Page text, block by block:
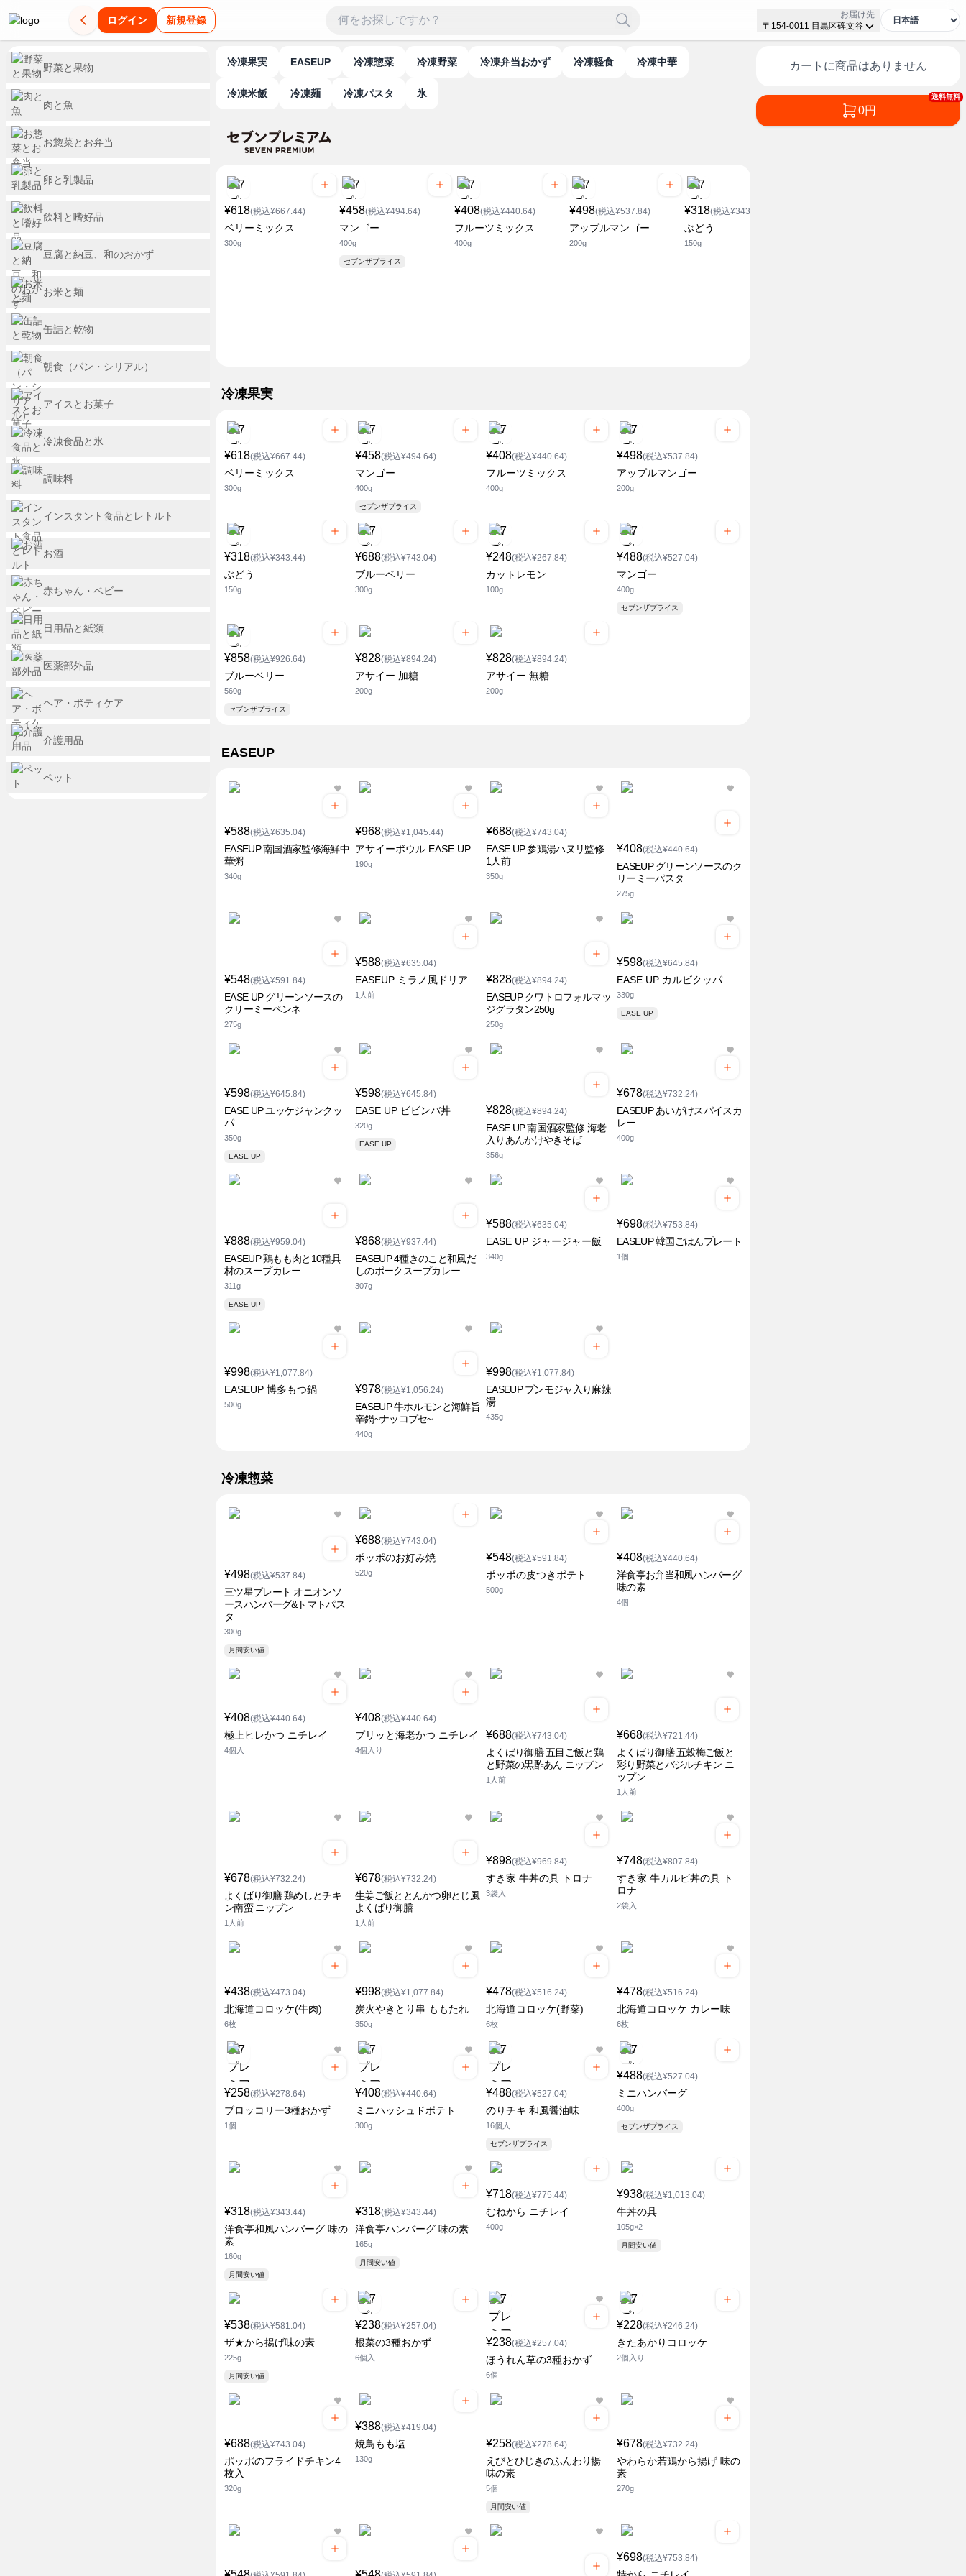
ログイン 新規登録
お届け先
〒154-0011 目黒区碑文谷
冷凍果実 EASEUP 冷凍惣菜 冷凍野菜 冷凍弁当おかず 冷凍軽食 冷凍中華
冷凍米飯 冷凍麺 冷凍パスタ 氷
¥618(税込¥667.44)
ベリーミックス
300g
¥458(税込¥494.64)
マンゴー
400g
セブンザプライス
¥408(税込¥440.64)
フルーツミックス
400g
¥498(税込¥537.84)
アップルマンゴー
200g
¥318(税込¥343.44)
ぶどう
150g
冷凍果実
¥618(税込¥667.44)
ベリーミックス
300g
¥458(税込¥494.64)
マンゴー
400g
セブンザプライス
¥408(税込¥440.64)
フルーツミックス
400g
¥498(税込¥537.84)
アップルマンゴー
200g
¥318(税込¥343.44)
ぶどう
150g
¥688(税込¥743.04)
ブルーベリー
300g
¥248(税込¥267.84)
カットレモン
100g
¥488(税込¥527.04)
マンゴー
400g
セブンザプライス
¥858(税込¥926.64)
ブルーベリー
560g
セブンザプライス
¥828(税込¥894.24)
アサイー 加糖
200g
¥828(税込¥894.24)
アサイー 無糖
200g
EASEUP
¥588(税込¥635.04)
EASEUP 南国酒家監修海鮮中
華粥
340g
¥968(税込¥1,045.44)
アサイーボウル EASE UP
190g
¥688(税込¥743.04)
EASE UP 参鶏湯ハヌリ監修
1人前
350g
¥408(税込¥440.64)
EASEUP グリーンソースのク
リーミーパスタ
275g
¥548(税込¥591.84)
EASE UP グリーンソースの
クリーミーペンネ
275g
¥588(税込¥635.04)
EASEUP ミラノ風ドリア
1人前
¥828(税込¥894.24)
EASEUP クワトロフォルマッ
ジグラタン250g
250g
¥598(税込¥645.84)
EASE UP カルビクッパ
330g
EASE UP
¥598(税込¥645.84)
EASE UP ユッケジャンクッ
パ
350g
EASE UP
¥598(税込¥645.84)
EASE UP ビビンバ丼
320g
EASE UP
¥828(税込¥894.24)
EASE UP 南国酒家監修 海老
入りあんかけやきそば
356g
¥678(税込¥732.24)
EASEUP あいがけスパイスカ
レー
400g
¥888(税込¥959.04)
EASEUP 鶏もも肉と10種具
材のスープカレー
311g
EASE UP
¥868(税込¥937.44)
EASEUP 4種きのこと和風だ
しのポークスープカレー
307g
¥588(税込¥635.04)
EASE UP ジャージャー飯
340g
¥698(税込¥753.84)
EASEUP 韓国ごはんプレート
1個
¥998(税込¥1,077.84)
EASEUP 博多もつ鍋
500g
¥978(税込¥1,056.24)
EASEUP 牛ホルモンと海鮮旨
辛鍋~ナッコプセ~
440g
¥998(税込¥1,077.84)
EASEUP ブンモジャ入り麻辣
湯
435g
冷凍惣菜
¥498(税込¥537.84)
三ツ星プレート オニオンソ
ースハンバーグ&トマトパス
タ
300g
月間安い値
¥688(税込¥743.04)
ポッポのお好み焼
520g
¥548(税込¥591.84)
ポッポの皮つきポテト
500g
¥408(税込¥440.64)
洋食亭お弁当和風ハンバーグ
味の素
4個
¥408(税込¥440.64)
極上ヒレかつ ニチレイ
4個入
¥408(税込¥440.64)
プリッと海老かつ ニチレイ
4個入り
¥688(税込¥743.04)
よくばり御膳 五目ご飯と鶏
と野菜の黒酢あん ニップン
1人前
¥668(税込¥721.44)
よくばり御膳 五穀梅ご飯と
彩り野菜とバジルチキン ニ
ップン
1人前
¥678(税込¥732.24)
よくばり御膳 鶏めしとチキ
ン南蛮 ニップン
1人前
¥678(税込¥732.24)
生姜ご飯ととんかつ卵とじ風
よくばり御膳
1人前
¥898(税込¥969.84)
すき家 牛丼の具 トロナ
3袋入
¥748(税込¥807.84)
すき家 牛カルビ丼の具 ト
ロナ
2袋入
¥438(税込¥473.04)
北海道コロッケ(牛肉)
6枚
¥998(税込¥1,077.84)
炭火やきとり串 ももたれ
350g
¥478(税込¥516.24)
北海道コロッケ(野菜)
6枚
¥478(税込¥516.24)
北海道コロッケ カレー味
6枚
¥258(税込¥278.64)
ブロッコリー3種おかず
1個
¥408(税込¥440.64)
ミニハッシュドポテト
300g
¥488(税込¥527.04)
のりチキ 和風醤油味
16個入
セブンザプライス
¥488(税込¥527.04)
ミニハンバーグ
400g
セブンザプライス
¥318(税込¥343.44)
洋食亭和風ハンバーグ 味の
素
160g
月間安い値
¥318(税込¥343.44)
洋食亭ハンバーグ 味の素
165g
月間安い値
¥718(税込¥775.44)
むねから ニチレイ
400g
¥938(税込¥1,013.04)
牛丼の具
105g×2
月間安い値
¥538(税込¥581.04)
ザ★から揚げ味の素
225g
月間安い値
¥238(税込¥257.04)
根菜の3種おかず
6個入
¥238(税込¥257.04)
ほうれん草の3種おかず
6個
¥228(税込¥246.24)
きたあかりコロッケ
2個入り
¥688(税込¥743.04)
ポッポのフライドチキン4
枚入
320g
¥388(税込¥419.04)
焼鳥もも塩
130g
¥258(税込¥278.64)
えびとひじきのふんわり揚
味の素
5個
月間安い値
¥678(税込¥732.24)
やわらか若鶏から揚げ 味の
素
270g
¥698(税込¥753.84)
カートに商品はありません
送料無料
0円
野菜と果物
肉と魚
お惣菜とお弁当
卵と乳製品
飲料と嗜好品
豆腐と納豆、和のおかず
お米と麺
缶詰と乾物
朝食（パン・シリアル）
アイスとお菓子
冷凍食品と氷
調味料
インスタント食品とレトルト
お酒
赤ちゃん・ベビー
日用品と紙類
医薬部外品
ヘア・ボティケア
介護用品
ペット